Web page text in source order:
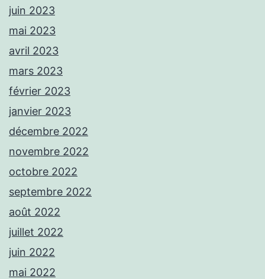
juin 2023
mai 2023
avril 2023
mars 2023
février 2023
janvier 2023
décembre 2022
novembre 2022
octobre 2022
septembre 2022
août 2022
juillet 2022
juin 2022
mai 2022